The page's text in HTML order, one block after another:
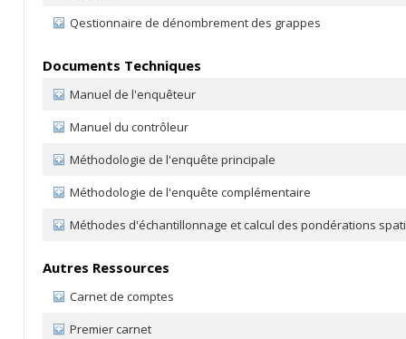
Qestionnaire de dénombrement des grappes
Documents Techniques
Manuel de l'enquêteur
Manuel du contrôleur
Méthodologie de l'enquête principale
Méthodologie de l'enquête complémentaire
Méthodes d'échantillonnage et calcul des pondérations
Autres Ressources
Carnet de comptes
Premier carnet